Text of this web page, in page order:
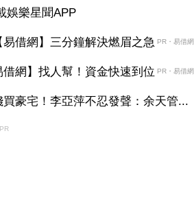
娛樂星聞APP
借網】三分鐘解決燃眉之急 PR・易借網
網】找人幫！資金快速到位 PR・易借網
豪宅！李亞萍不忍發聲：余天管...
PR